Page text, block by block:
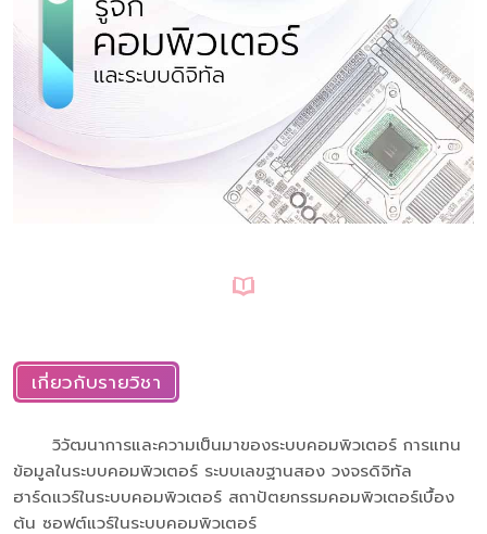
เกี่ยวกับรายวิชา
วิวัฒนาการและความเป็นมาของระบบคอมพิวเตอร์ การแทน
ข้อมูลในระบบคอมพิวเตอร์ ระบบเลขฐานสอง วงจรดิจิทัล
ฮาร์ดแวร์ในระบบคอมพิวเตอร์ สถาปัตยกรรมคอมพิวเตอร์เบื้อง
ต้น ซอฟต์แวร์ในระบบคอมพิวเตอร์